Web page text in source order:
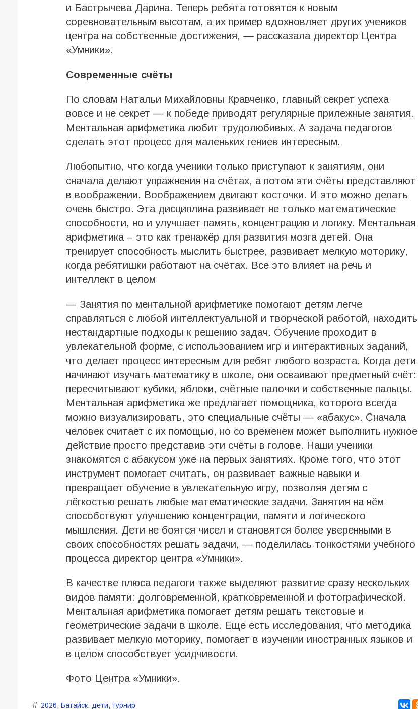
и Бастрычева Дарина. Теперь ребята готовятся к новым
соревновательным высотам, а их пример вдохновляет других учеников
центра на собственные достижения, — рассказала директор Центра
«Умники».
Современные счёты
По словам Натальи Михайловны Кравченко, главный секрет успеха
вовсе и не секрет — к победе приводят регулярные прилежные занятия.
Ментальная арифметика любит трудолюбивых. А задача педагогов
сделать этот процесс для маленьких гениев интересным.
Любопытно, что когда ученики только приступают к занятиям, они
сначала делают упражнения на счётах, а потом эти счёты представляют
в воображении. Воображением двигают косточки. И это можно делать
очень быстро. Эта дисциплина развивает не только математические
способности, но и улучшает память, концентрацию и логику. Ментальная
арифметика – это как тренажёр для развития мозга детей. Она
тренирует способность мыслить быстрее, развивает мелкую моторику,
когда ребятишки работают на счётах. Все это влияет на речь и
интеллект в целом
— Занятия по ментальной арифметике помогают детям легче
справляться с любой интеллектуальной и творческой работой, находить
нестандартные подходы к решению задач. Обучение проходит в
увлекательной форме, с использованием игр и интерактивных заданий,
что делает процесс интересным для ребят любого возраста. Когда дети
начинают изучать математику в школе, они осваивают предметный счёт:
пересчитывают кубики, яблоки, счётные палочки и собственные пальцы.
Ментальная арифметика же предлагает помощника, которого всегда
можно визуализировать, это специальные счёты — «абакус». Сначала
человек считает с их помощью, но со временем может выполнить нужное
действие просто представив эти счёты в голове. Наши ученики
знакомятся с абакусом уже на первых занятиях. Кроме того, что этот
инструмент помогает считать, он развивает важные навыки и
превращает обучение в увлекательную игру, позволяя детям с
лёгкостью решать любые математические задачи. Занятия на нём
способствуют улучшению концентрации, памяти и логического
мышления. Дети не боятся чисел и становятся более уверенными в
своих способностях решать задачи, — поделилась тонкостями учебного
процесса директор центра «Умники».
В качестве плюса педагоги также выделяют развитие сразу нескольких
видов памяти: долговременной, кратковременной и фотографической.
Ментальная арифметика помогает детям решать текстовые и
геометрические задачи в школе. Еще есть исследования, что методика
развивает мелкую моторику, помогает в изучении иностранных языков и
в целом способствует усидчивости.
Фото Центра «Умники».
2026, Батайск, дети, турнир